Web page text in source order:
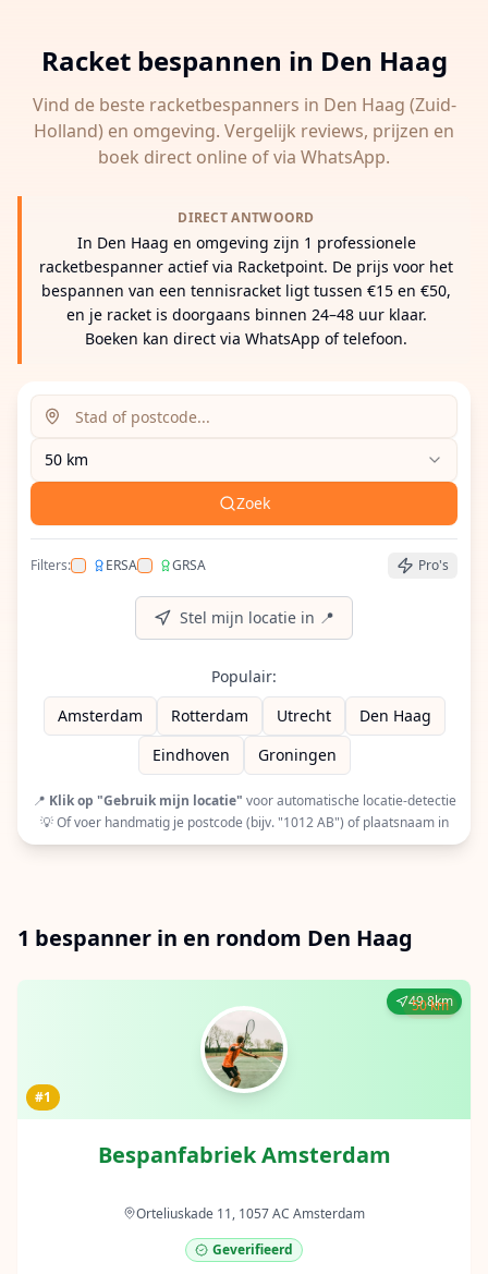
Racket bespannen in Den Haag
Vind de beste racketbespanners in Den Haag (Zuid-
Holland) en omgeving. Vergelijk reviews, prijzen en
boek direct online of via WhatsApp.
DIRECT ANTWOORD
In Den Haag en omgeving zijn 1 professionele
racketbespanner actief via Racketpoint. De prijs voor het
bespannen van een tennisracket ligt tussen €15 en €50,
en je racket is doorgaans binnen 24–48 uur klaar.
Boeken kan direct via WhatsApp of telefoon.
Zoeklocatie (stad of postcode)
Voer een stad, postcode of adres in om
50 km
Zoek
Filters: ERSA
Filter op ERSA (European Racquet Stringers
GRSA
Filter op GRSA (Global Racquet Pro's
Stel mijn locatie in 📍
Populair:
Amsterdam
Rotterdam Utrecht
Den Haag
Eindhoven
Groningen
📍 Klik op "Gebruik mijn locatie" voor automatische locatie-detectie
💡 Of voer handmatig je postcode (bijv. "1012 AB") of plaatsnaam in
1 bespanner in en rondom Den Haag
49.8km
#1
Bespanfabriek Amsterdam
Orteliuskade 11, 1057 AC Amsterdam
Geverifieerd
50 km